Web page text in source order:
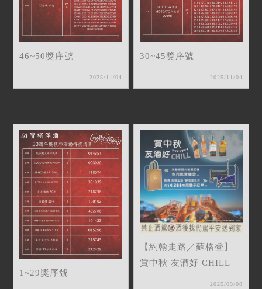
46~50獎序號
2025/11/04
30~45獎序號
2025/11/04
1~29獎序號
【約翰走路／蘇格登】
賞中秋 友酒好 CHILL
2025/09/08